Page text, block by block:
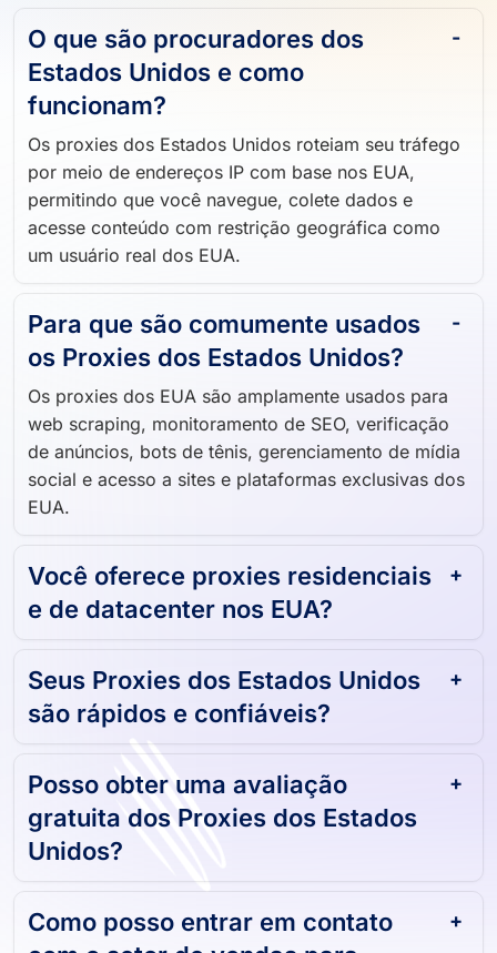
O que são procuradores dos
Estados Unidos e como
funcionam?
Os proxies dos Estados Unidos roteiam seu tráfego
por meio de endereços IP com base nos EUA,
permitindo que você navegue, colete dados e
acesse conteúdo com restrição geográfica como
um usuário real dos EUA.
Para que são comumente usados ​​
os Proxies dos Estados Unidos?
Os proxies dos EUA são amplamente usados ​​para
web scraping, monitoramento de SEO, verificação
de anúncios, bots de tênis, gerenciamento de mídia
social e acesso a sites e plataformas exclusivas dos
EUA.
Você oferece proxies residenciais
e de datacenter nos EUA?
Seus Proxies dos Estados Unidos
são rápidos e confiáveis?
Posso obter uma avaliação
gratuita dos Proxies dos Estados
Unidos?
Como posso entrar em contato